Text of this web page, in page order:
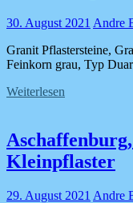
30. August 2021 Andre
Granit Pflastersteine,
Feinkorn grau, Typ
Weiterlesen
Kleinpflaster
29. August 2021 Andre